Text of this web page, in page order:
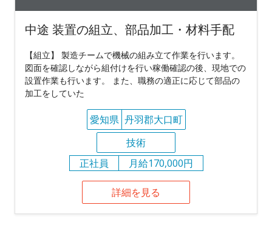
中途 装置の組立、部品加工・材料手配
【組立】 製造チームで機械の組み立て作業を行います。
図面を確認しながら組付けを行い稼働確認の後、現地での
設置作業も行います。 また、職務の適正に応じて部品の
加工をしていた
愛知県 丹羽郡大口町
技術
正社員
月給170,000円
詳細を見る